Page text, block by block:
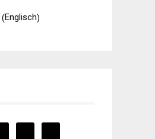
(Englisch)